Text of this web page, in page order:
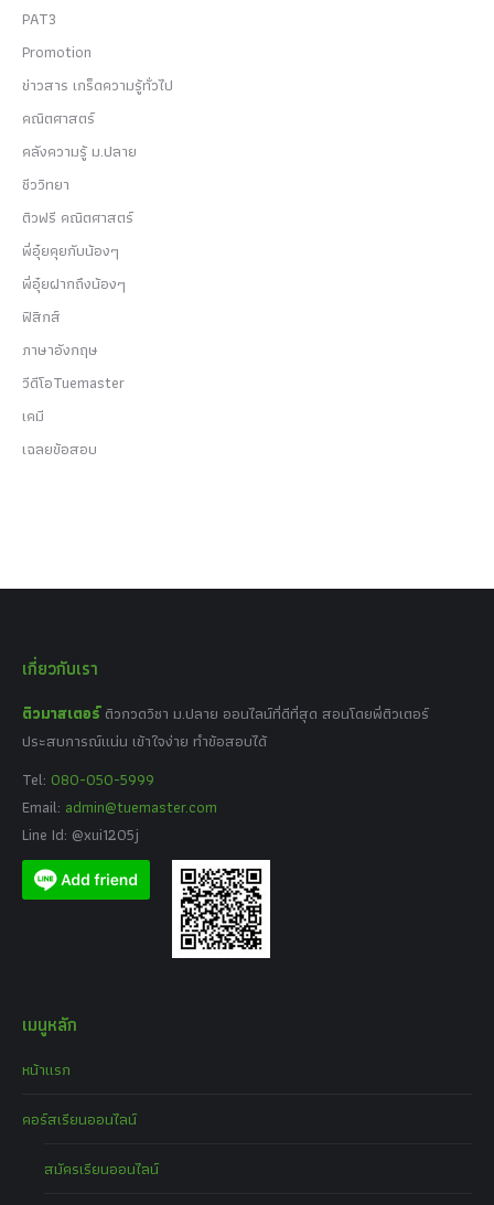
PAT3
Promotion
ข่าวสาร เกร็ดความรู้ทั่วไป
คณิตศาสตร์
คลังความรู้ ม.ปลาย
ชีววิทยา
ติวฟรี คณิตศาสตร์
พี่อุ๋ยคุยกับน้องๆ
พี่อุ๋ยฝากถึงน้องๆ
ฟิสิกส์
ภาษาอังกฤษ
วีดีโอTuemaster
เคมี
เฉลยข้อสอบ
เกี่ยวกับเรา
ติวมาสเตอร์ ติวกวดวิชา ม.ปลาย ออนไลน์ที่ดีที่สุด สอนโดยพี่ติวเตอร์
ประสบการณ์แน่น เข้าใจง่าย ทำข้อสอบได้
Tel: 080-050-5999
Email: admin@tuemaster.com
Line Id: @xui1205j
เมนูหลัก
หน้าแรก
คอร์สเรียนออนไลน์
สมัครเรียนออนไลน์